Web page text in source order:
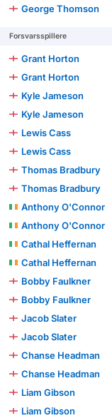
George Thomson
Forsvarsspillere
Grant Horton
Grant Horton
Kyle Jameson
Kyle Jameson
Lewis Cass
Lewis Cass
Thomas Bradbury
Thomas Bradbury
Anthony O'Connor
Anthony O'Connor
Cathal Heffernan
Cathal Heffernan
Bobby Faulkner
Bobby Faulkner
Jacob Slater
Jacob Slater
Chanse Headman
Chanse Headman
Liam Gibson
Liam Gibson